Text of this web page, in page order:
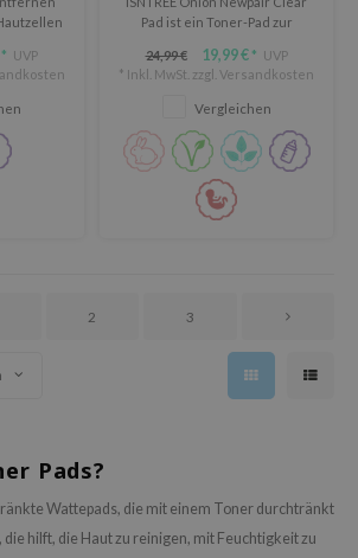
* UVP
Pad ist ein Toner-Pad zur
Verfeinerung der Haut nach
Unreinheiten.
24,99 € 19,99 € * UVP
* Inkl. MwSt. zzgl. Versandkosten
Vergleichen
2 3
Pads?
Wattepads, die mit einem Toner durchtränkt
hilft, die Haut zu reinigen, mit Feuchtigkeit zu